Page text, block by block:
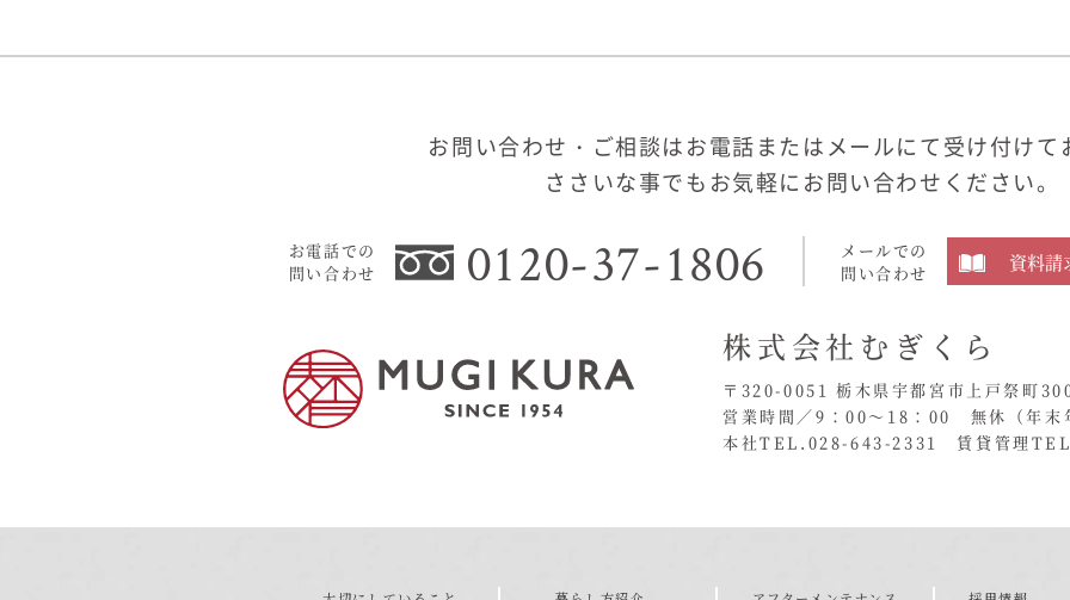
お問い合わせ・ご相談はお電話またはメールにて受け付けて
ささいな事でもお気軽にお問い合わせください。
お電話での
問い合わせ
0120-37-1806
メールでの
問い合わせ
資料請
株式会社むぎくら
〒320-0051 栃木県宇都宮市上戸祭町
営業時間／9：00〜18：00 無休 （年
本社TEL.028-643-2331
賃貸管理